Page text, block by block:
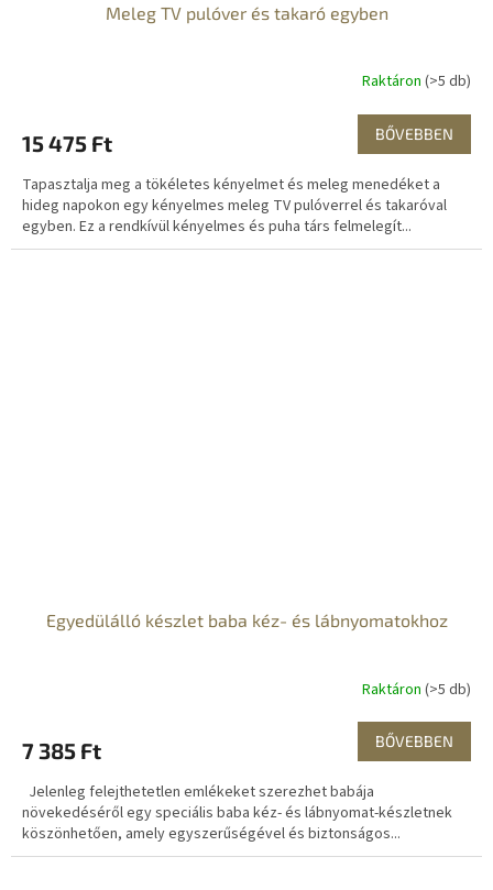
Meleg TV pulóver és takaró egyben
Raktáron (>5 db)
15 475 Ft BŐVEBBEN
Tapasztalja meg a tökéletes kényelmet és meleg menedéket a
hideg napokon egy kényelmes meleg TV pulóverrel és takaróval
egyben. Ez a rendkívül kényelmes és puha társ felmelegít...
Egyedülálló készlet baba kéz- és lábnyomatokhoz
Raktáron (>5 db)
7 385 Ft BŐVEBBEN
Jelenleg felejthetetlen emlékeket szerezhet babája
növekedéséről egy speciális baba kéz- és lábnyomat-készletnek
köszönhetően, amely egyszerűségével és biztonságos...